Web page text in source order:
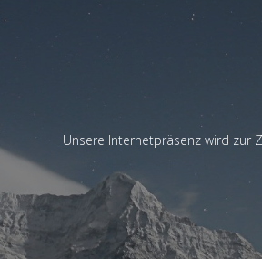
Unsere Internetpräsenz wird zur